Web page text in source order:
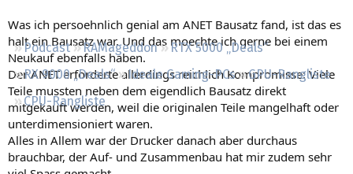
Podcast RAMageddon
RTX 5000 „Deals“
RX 9000 „Deals“
Ideale Gaming-PCs
GPU-Rangliste
CPU-Rangliste
Was ich persoehnlich genial am ANET Bausatz fand, ist das es
halt ein Bausatz war. Und das moechte ich gerne bei einem
Neukauf ebenfalls haben.
Der ANET erforderte allerdings reichlich Kompromisse: Viele
Teile mussten neben dem eigendlich Bausatz direkt
mitgekauft werden, weil die originalen Teile mangelhaft oder
unterdimensioniert waren.
Alles in Allem war der Drucker danach aber durchaus
brauchbar, der Auf- und Zusammenbau hat mir zudem sehr